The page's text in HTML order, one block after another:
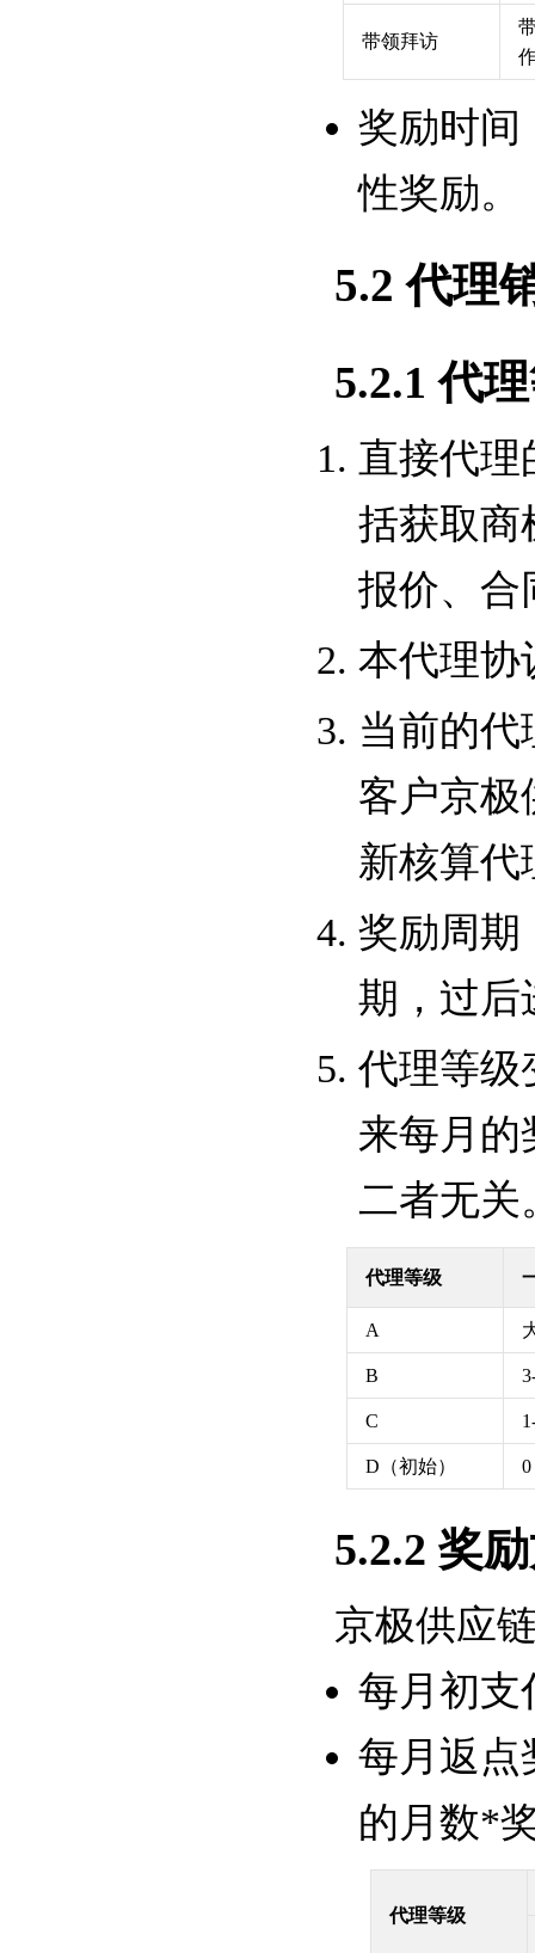
带领拜访
奖励时间
性奖励。
5.2 代理
5.2.1 代
直接代理
括获取商
报价、合
本代理协
当前的
客户京极
新核算代
奖励周期
期，过后
代理等级
来每月的
二者无关
代理等级
A
B
C
D（初始） 0
5.2.2 奖
京极供应
每月初支
每月返点
的月数*
代理等级